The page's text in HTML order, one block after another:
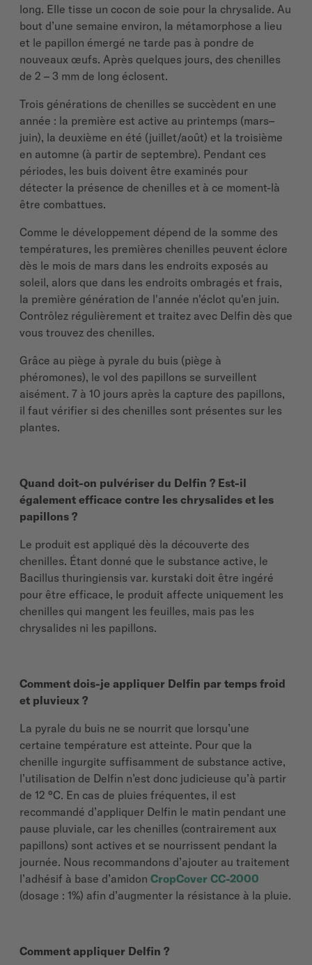
long. Elle tisse un cocon de soie pour la chrysalide. Au
bout d’une semaine environ, la métamorphose a lieu
et le papillon émergé ne tarde pas à pondre de
nouveaux œufs. Après quelques jours, des chenilles
de 2 – 3 mm de long éclosent.
Trois générations de chenilles se succèdent en une
année : la première est active au printemps (mars–
juin), la deuxième en été (juillet/août) et la troisième
en automne (à partir de septembre). Pendant ces
périodes, les buis doivent être examinés pour
détecter la présence de chenilles et à ce moment-là
être combattues.
Comme le développement dépend de la somme des
températures, les premières chenilles peuvent éclore
dès le mois de mars dans les endroits exposés au
soleil, alors que dans les endroits ombragés et frais,
la première génération de l'année n'éclot qu'en juin.
Contrôlez régulièrement et traitez avec Delfin dès que
vous trouvez des chenilles.
Grâce au piège à pyrale du buis (piège à
phéromones), le vol des papillons se surveillent
aisément. 7 à 10 jours après la capture des papillons,
il faut vérifier si des chenilles sont présentes sur les
plantes.
Quand doit-on pulvériser du Delfin ? Est-il
également efficace contre les chrysalides et les
papillons ?
Le produit est appliqué dès la découverte des
chenilles. Étant donné que le substance active, le
Bacillus thuringiensis var. kurstaki doit être ingéré
pour être efficace, le produit affecte uniquement les
chenilles qui mangent les feuilles, mais pas les
chrysalides ni les papillons.
Comment dois-je appliquer Delfin par temps froid
et pluvieux ?
La pyrale du buis ne se nourrit que lorsqu’une
certaine température est atteinte. Pour que la
chenille ingurgite suffisamment de substance active,
l’utilisation de Delfin n’est donc judicieuse qu’à partir
de 12 °C. En cas de pluies fréquentes, il est
recommandé d’appliquer Delfin le matin pendant une
pause pluviale, car les chenilles (contrairement aux
papillons) sont actives et se nourrissent pendant la
journée. Nous recommandons d’ajouter au traitement
l’adhésif à base d’amidon CropCover CC-2000
(dosage : 1%) afin d’augmenter la résistance à la pluie.
Comment appliquer Delfin ?